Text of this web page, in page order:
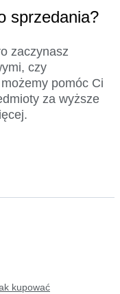
sprzedania?
zaczynasz
czy
pomóc Ci
za wyższe
kupować